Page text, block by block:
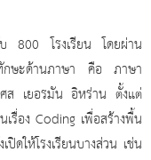
800 โรงเรียน โดยผ่าน
ทักษะด้านภาษา คือ ภาษา
เยอรมัน อิหร่าน ตั้งแต่
รื่อง Coding เพื่อสร้างพื้น
ดให้โรงเรียนบางส่วน เช่น